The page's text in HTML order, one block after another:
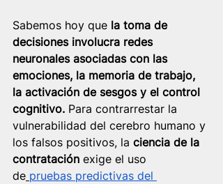
Sabemos hoy que la toma de
decisiones involucra redes
neuronales asociadas con las
emociones, la memoria de trabajo,
la activación de sesgos y el control
cognitivo. Para contrarrestar la
vulnerabilidad del cerebro humano y
los falsos positivos, la ciencia de la
contratación exige el uso
de pruebas predictivas del